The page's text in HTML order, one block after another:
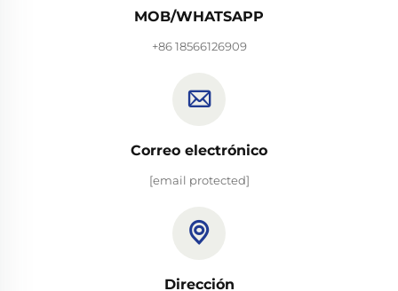
MOB/WHATSAPP
+86 18566126909
Correo electrónico
[email protected]
Dirección